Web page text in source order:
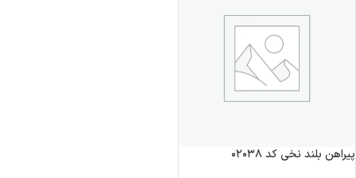
پیراهن بلند نخی کد ۰۲۰۳۸